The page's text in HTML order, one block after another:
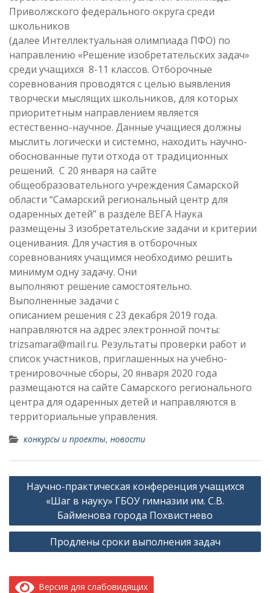
Приволжского федерального округа среди
школьников
(далее Интеллектуальная олимпиада ПФО) по
направлению «Решение изобретательских задач»
среди учащихся 8-11 классов. Отборочные
соревнования проводятся с целью выявления
творчески мыслящих школьников, для которых
приоритетным направлением является
естественно-научное. Данные учащиеся должны
мыслить логически и системно, находить научно-
обоснованные пути отхода от традиционных
решений. С 20 января на сайте
общеобразовательного учреждения Самарской
области “Самарский региональный центр для
одаренных детей” в разделе ВЕГА Наука
размещены 3 изобретательские задачи и критерии
оценивания. Для участия в отборочных
соревнованиях учащимся необходимо решить
минимум одну задачу. Они
выполняют решение самостоятельно.
Выполненные задачи с
описанием решения с 23 декабря 2019 года.
направляются на адрес электронной почты:
trizsamara@mail.ru. Результаты проверки работ и
список участников, приглашенных на учебно-
тренировочные сборы, 20 января 2020 года
размещаются на сайте Самарского регионального
центра для одаренных детей и направляются в
территориальные управления.
конкурсы и проекты, новости
Навигация
Научно-практическая конференция учащихся
«Шаг в науку» ГБОУ гимназии им. С.В.
Байменова города Похвистнево
Продлены сроки выполнения задач
Версия для слабовидящих